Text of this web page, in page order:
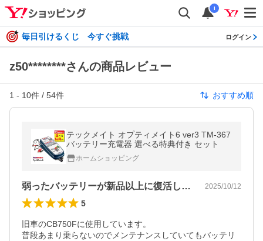
i
毎日引けるくじ 今すぐ挑戦 ログイン
z50********さんの商品レビュー
1 - 10件 / 54件 おすすめ順
テックメイト オプティメイト6 ver3 TM-367
バッテリー充電器 選べる特典付き セット
ホームショッピング
弱ったバッテリーが新品以上に復活しました 2025/10/12
5
旧車のCB750Fに使用しています。
普段あまり乗らないのでメンテナンスしていてもバッテリ